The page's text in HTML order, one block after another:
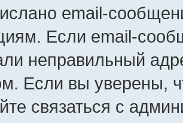
email-
Если email-
неправильный
Если вы уверены,
связаться с